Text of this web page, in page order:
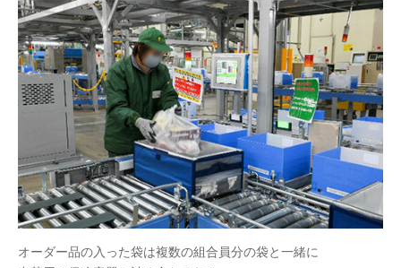
オーダー品の入った袋は複数の組合員分の袋と一緒に